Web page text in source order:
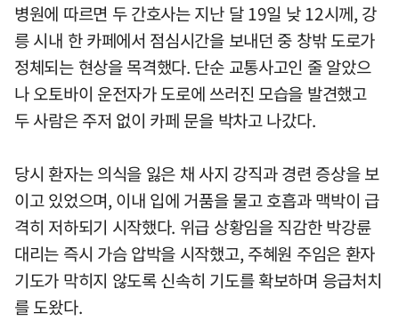
병원에 따르면 두 간호사는 지난 달 19일 낮 12시께, 강
릉 시내 한 카페에서 점심시간을 보내던 중 창밖 도로가
정체되는 현상을 목격했다. 단순 교통사고인 줄 알았으
나 오토바이 운전자가 도로에 쓰러진 모습을 발견했고
두 사람은 주저 없이 카페 문을 박차고 나갔다.
당시 환자는 의식을 잃은 채 사지 강직과 경련 증상을 보
이고 있었으며, 이내 입에 거품을 물고 호흡과 맥박이 급
격히 저하되기 시작했다. 위급 상황임을 직감한 박강륜
대리는 즉시 가슴 압박을 시작했고, 주혜원 주임은 환자
기도가 막히지 않도록 신속히 기도를 확보하며 응급처치
를 도왔다.